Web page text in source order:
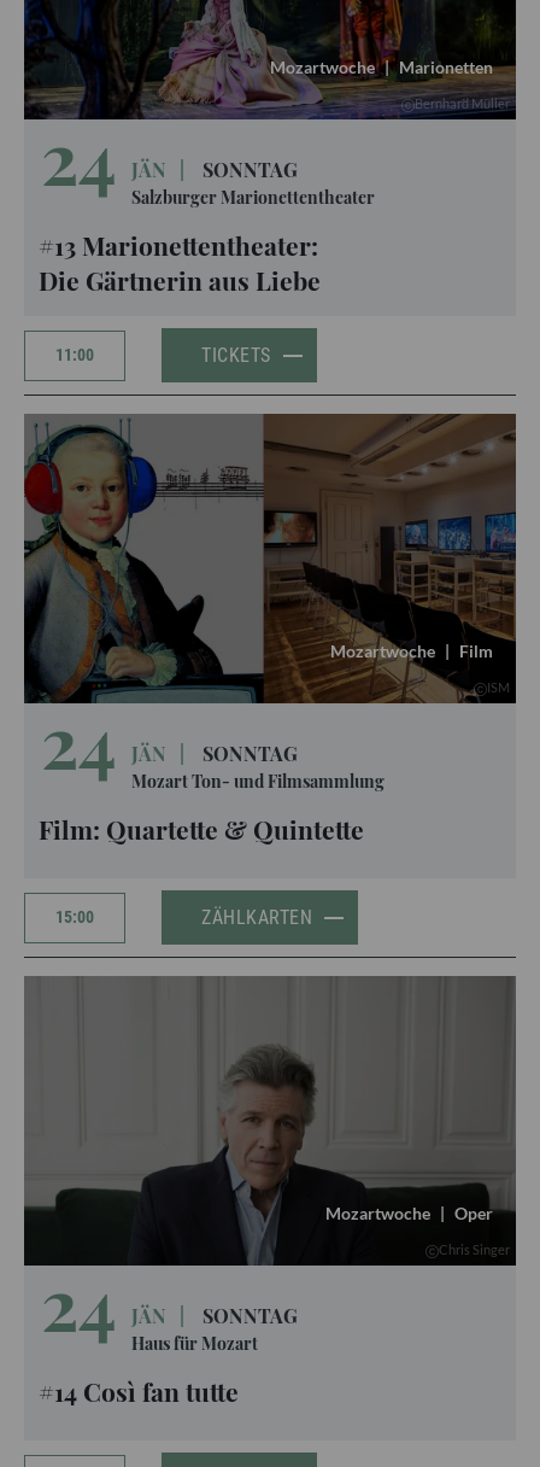
Mozartwoche | Marionetten
Bernhard Müller
24 JÄN SONNTAG
Salzburger Marionettentheater
#13 Marionettentheater:
Die Gärtnerin aus Liebe
11:00 TICKETS
Mozartwoche | Film
ISM
24 JÄN SONNTAG
Mozart Ton- und Filmsammlung
Film: Quartette & Quintette
15:00 ZÄHLKARTEN
Mozartwoche | Oper
Chris Singer
24 JÄN SONNTAG
Haus für Mozart
#14 Così fan tutte